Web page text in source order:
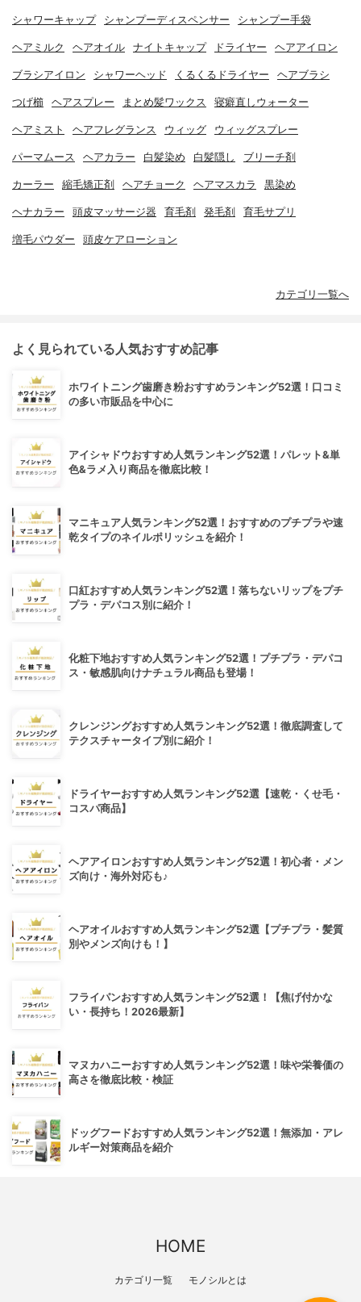
シャワーキャップ シャンプーディスペンサー シャンプー手袋
ヘアミルク ヘアオイル ナイトキャップ ドライヤー ヘアアイロン
ブラシアイロン シャワーヘッド くるくるドライヤー ヘアブラシ
つげ櫛 ヘアスプレー まとめ髪ワックス 寝癖直しウォーター
ヘアミスト ヘアフレグランス ウィッグ ウィッグスプレー
パーマムース ヘアカラー 白髪染め 白髪隠し ブリーチ剤
カーラー 縮毛矯正剤 ヘアチョーク ヘアマスカラ 黒染め
ヘナカラー 頭皮マッサージ器 育毛剤 発毛剤 育毛サプリ
増毛パウダー 頭皮ケアローション
カテゴリ一覧へ
よく見られている人気おすすめ記事
ホワイトニング歯磨き粉おすすめランキング52選！口コミ
の多い市販品を中心に
アイシャドウおすすめ人気ランキング52選！パレット&単
色&ラメ入り商品を徹底比較！
マニキュア人気ランキング52選！おすすめのプチプラや速
乾タイプのネイルポリッシュを紹介！
口紅おすすめ人気ランキング52選！落ちないリップをプチ
プラ・デパコス別に紹介！
化粧下地おすすめ人気ランキング52選！プチプラ・デパコ
ス・敏感肌向けナチュラル商品も登場！
クレンジングおすすめ人気ランキング52選！徹底調査して
テクスチャータイプ別に紹介！
ドライヤーおすすめ人気ランキング52選【速乾・くせ毛・
コスパ商品】
ヘアアイロンおすすめ人気ランキング52選！初心者・メン
ズ向け・海外対応も♪
ヘアオイルおすすめ人気ランキング52選【プチプラ・髪質
別やメンズ向けも！】
フライパンおすすめ人気ランキング52選！【焦げ付かな
い・長持ち！2026最新】
マヌカハニーおすすめ人気ランキング52選！味や栄養価の
高さを徹底比較・検証
ドッグフードおすすめ人気ランキング52選！無添加・アレ
ルギー対策商品を紹介
HOME
カテゴリ一覧 モノシルとは